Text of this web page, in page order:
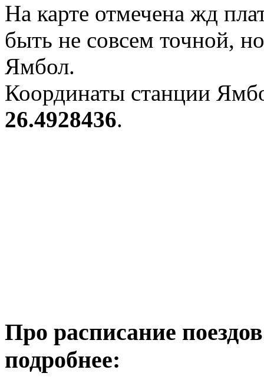
На карте отмечена жд
быть не совсем точной,
Ямбол.
Координаты станции
26.4928436.
Про расписание
подробнее: